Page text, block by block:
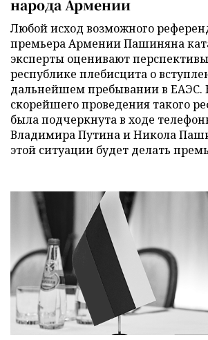
народа Армении
Любой исход возможного
премьера Армении Пашиняна
эксперты оценивают
республике плебисцита о
дальнейшем пребывании в ЕАЭС.
скорейшего проведения такого
была подчеркнута в ходе
Владимира Путина и Никола
этой ситуации будет делать